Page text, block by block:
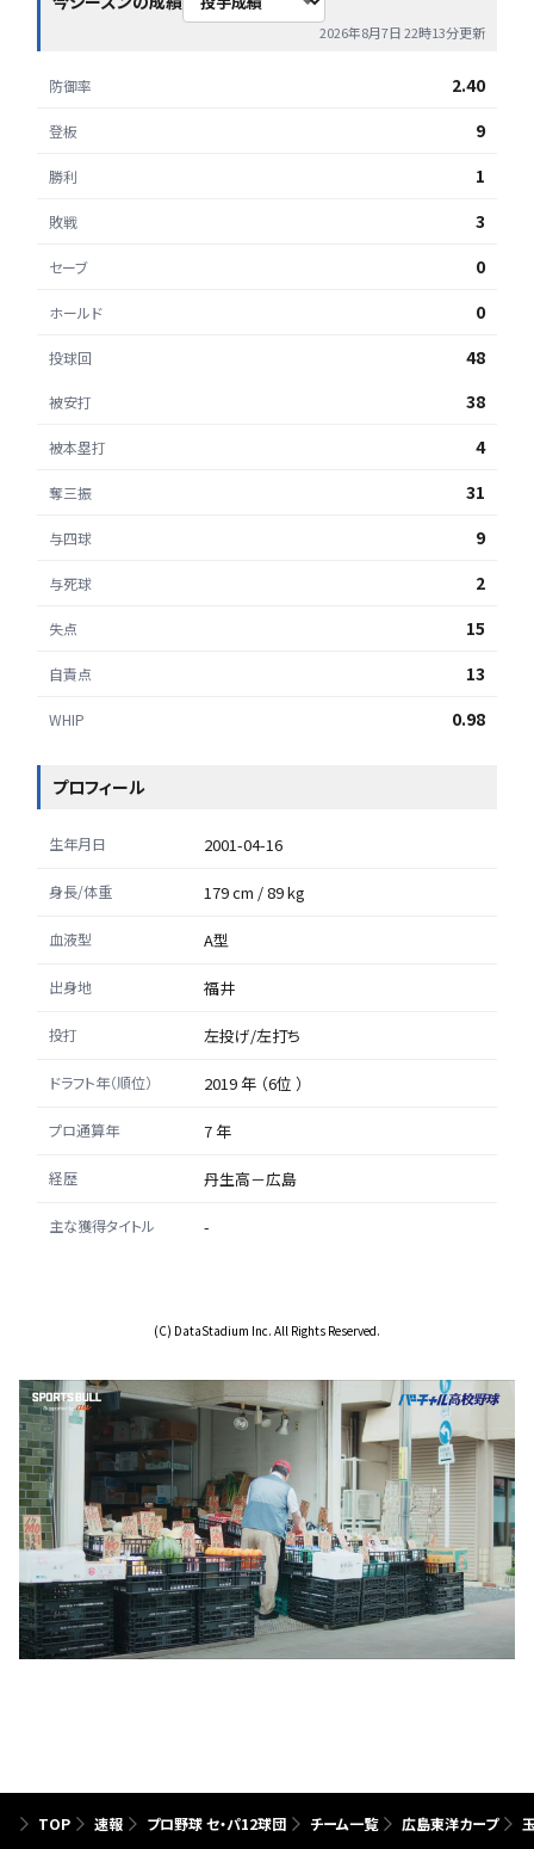
2026年8月7日 22時13分更新
防御率 2.40
登板 9
勝利 1
敗戦 3
セーブ 0
ホールド 0
投球回 48
被安打 38
被本塁打 4
奪三振 31
与四球 9
与死球 2
失点 15
自責点 13
WHIP 0.98
プロフィール
生年月日 2001-04-16
身長/体重 179 cm / 89 kg
血液型 A型
出身地 福井
投打 左投げ/左打ち
ドラフト年（順位） 2019 年 （6位 ）
プロ通算年 7 年
経歴 丹生高－広島
主な獲得タイトル -
(C) DataStadium Inc. All Rights Reserved.
TOP 速報 プロ野球 セ・パ12球団 チーム一覧 広島東洋カープ